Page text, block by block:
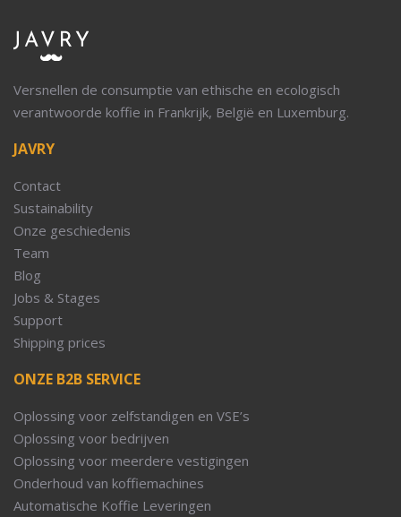
Versnellen de consumptie van ethische en ecologisch
verantwoorde koffie in Frankrijk, België en Luxemburg.
JAVRY
Contact
Sustainability
Onze geschiedenis
Team
Blog
Jobs & Stages
Support
Shipping prices
ONZE B2B SERVICE
Oplossing voor zelfstandigen en VSE’s
Oplossing voor bedrijven
Oplossing voor meerdere vestigingen
Onderhoud van koffiemachines
Automatische Koffie Leveringen